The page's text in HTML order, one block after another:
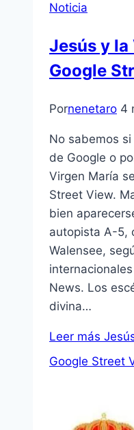
Noticia
Jesús y la
Google
Pornenetaro 4
No sabemos
de Google o
Virgen María
Street View.
bien
autopista A-5,
Walensee,
News. Los
divina…
Leer más
Google Street